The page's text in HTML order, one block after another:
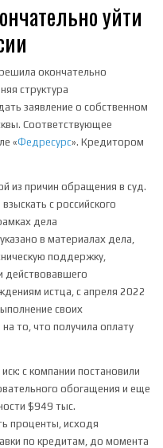
уйти
окончательно
структура
заявление о собственном
Соответствующее
«Федресурс». Кредитором
из причин обращения в суд.
с российского
дела
в материалах дела,
поддержку,
действовавшего
истца, с апреля 2022
своих
то, что получила оплату
с компании постановили
обогащения и еще
$949 тыс.
проценты, исходя
по кредитам, до момента